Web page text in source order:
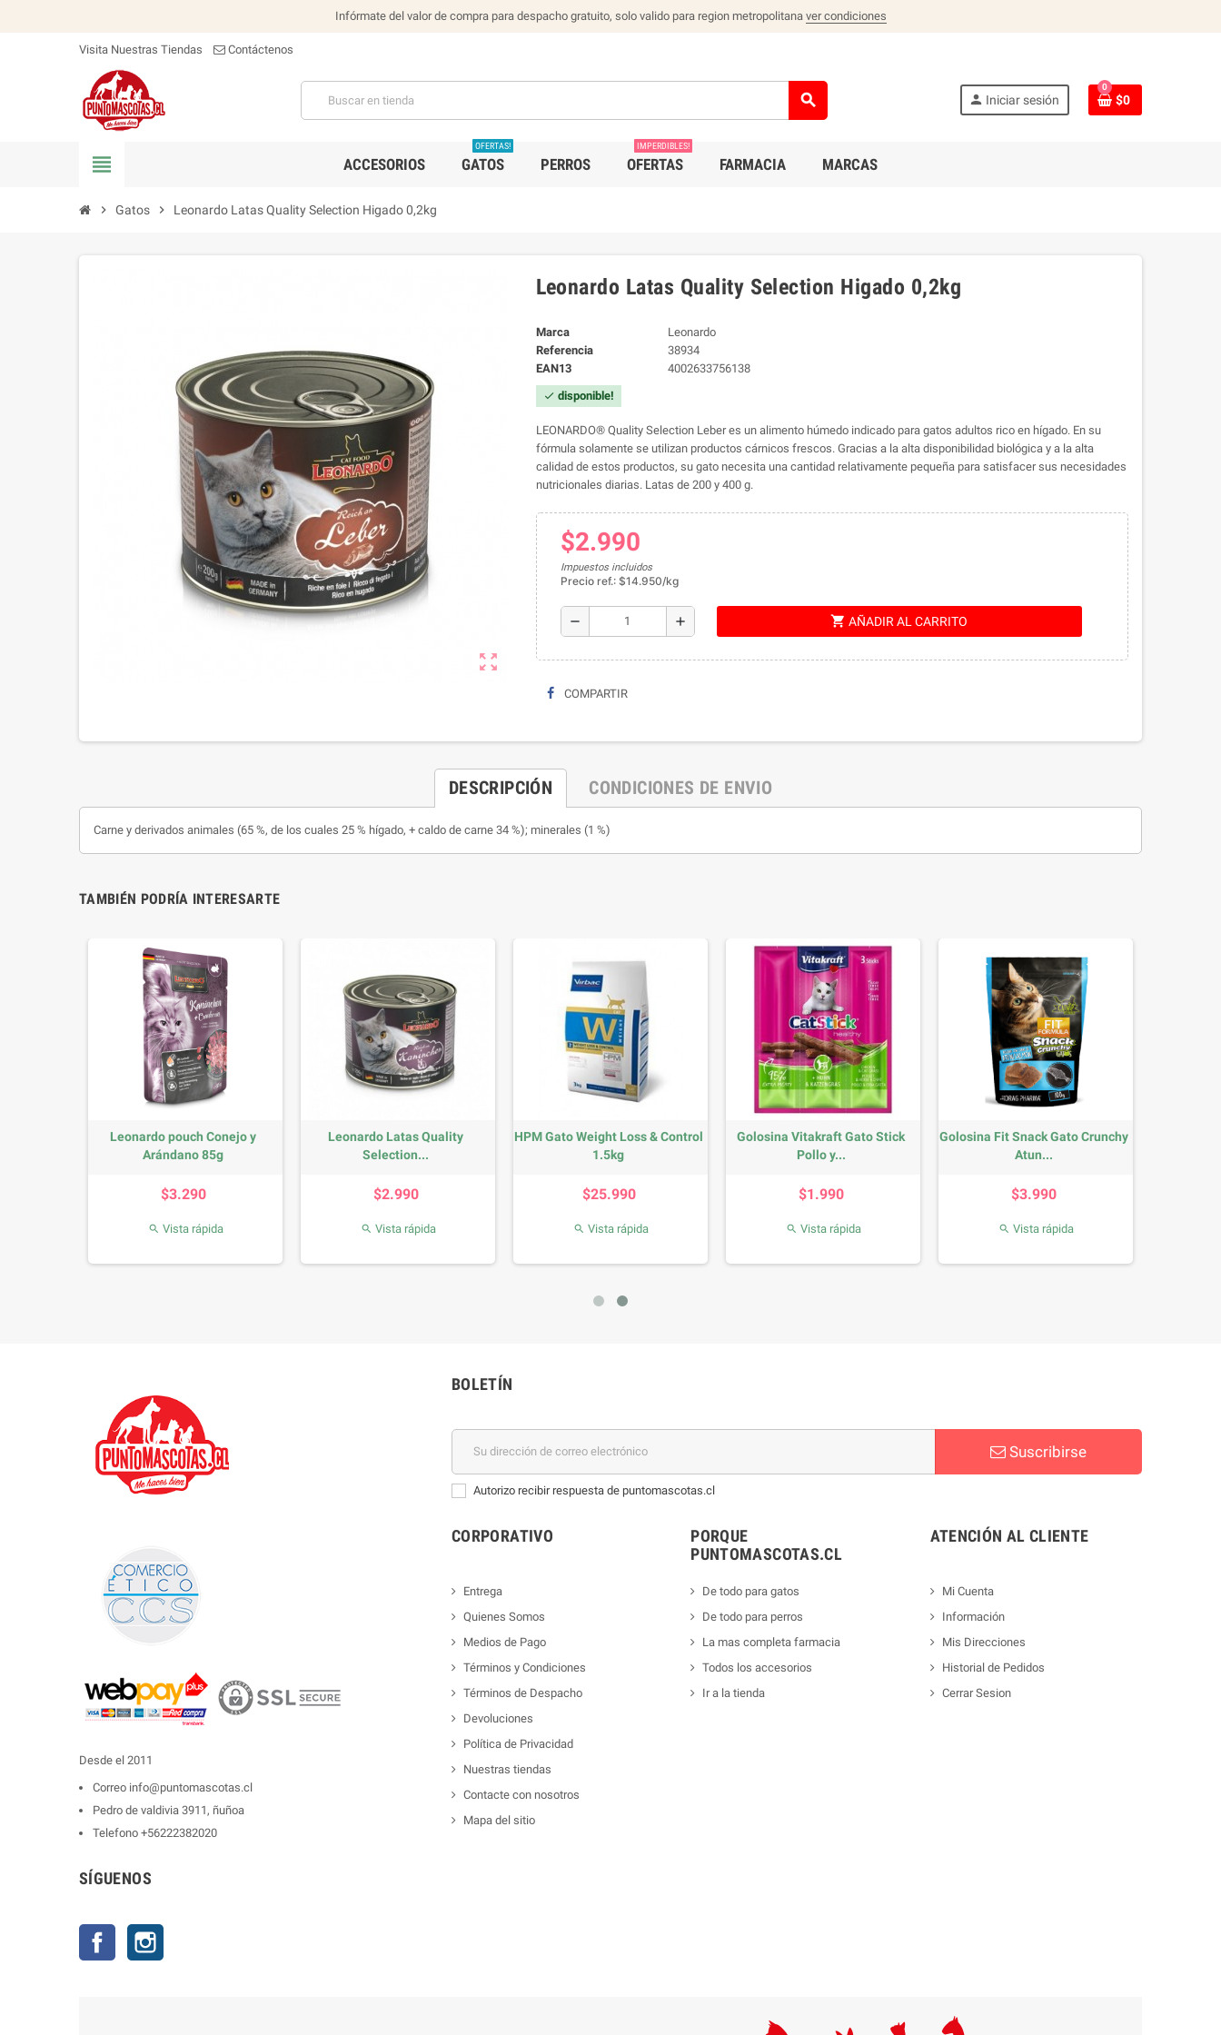
Infórmate del valor de compra para despacho gratuito, solo valido para region metropolitana ver condiciones
Visita Nuestras Tiendas Contáctenos
search person Iniciar sesión
0
$0
view_headline ACCESORIOS GATOS
OFERTAS!
PERROS OFERTAS
IMPERDIBLES!
FARMACIA MARCAS
chevron_right Gatos chevron_right Leonardo Latas Quality Selection Higado 0,2kg
zoom_out_map
Leonardo Latas Quality Selection Higado 0,2kg
Marca
Leonardo
Referencia
38934
EAN13
4002633756138
check disponible!
LEONARDO® Quality Selection Leber es un alimento húmedo indicado para gatos adultos rico en hígado. En su
fórmula solamente se utilizan productos cárnicos frescos. Gracias a la alta disponibilidad biológica y a la alta
calidad de estos productos, su gato necesita una cantidad relativamente pequeña para satisfacer sus necesidades
nutricionales diarias. Latas de 200 y 400 g.
$2.990
Impuestos incluidos
Precio ref.: $14.950/kg
remove add shopping_cart AÑADIR AL CARRITO
COMPARTIR
DESCRIPCIÓN CONDICIONES DE ENVIO
Carne y derivados animales (65 %, de los cuales 25 % hígado, + caldo de carne 34 %); minerales (1 %)
TAMBIÉN PODRÍA INTERESARTE
Leonardo pouch Conejo y
Arándano 85g
$3.290
 Vista rápida
Leonardo Latas Quality
Selection...
$2.990
 Vista rápida
HPM Gato Weight Loss & Control
1.5kg
$25.990
 Vista rápida
Golosina Vitakraft Gato Stick
Pollo y...
$1.990
 Vista rápida
Golosina Fit Snack Gato Crunchy
Atun...
$3.990
 Vista rápida
Desde el 2011
Correo info@puntomascotas.cl
Pedro de valdivia 3911, ñuñoa
Telefono +56222382020
SÍGUENOS
Facebook
BOLETÍN
Suscribirse
Autorizo recibir respuesta de puntomascotas.cl
CORPORATIVO
Entrega
Quienes Somos
Medios de Pago
Términos y Condiciones
Términos de Despacho
Devoluciones
Política de Privacidad
Nuestras tiendas
Contacte con nosotros
Mapa del sitio
PORQUE
PUNTOMASCOTAS.CL
De todo para gatos
De todo para perros
La mas completa farmacia
Todos los accesorios
Ir a la tienda
ATENCIÓN AL CLIENTE
Mi Cuenta
Información
Mis Direcciones
Historial de Pedidos
Cerrar Sesion